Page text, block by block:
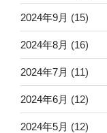
2024年9月 (15)
2024年8月 (16)
2024年7月 (11)
2024年6月 (12)
2024年5月 (12)